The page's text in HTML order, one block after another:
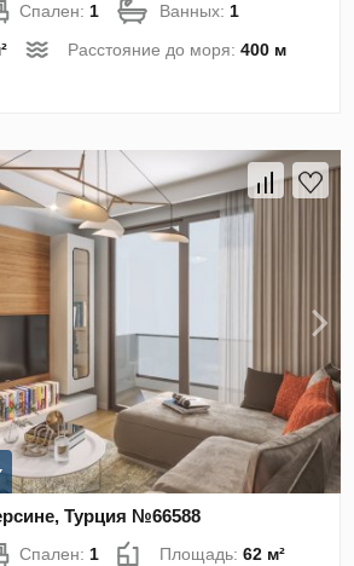
Спален:1 Ванных:1
Расстояние до моря:400 м
Турция №66588
Спален: 1 Площадь:62 м²